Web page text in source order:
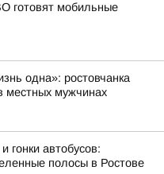
готовят мобильные
одна»: ростовчанка
местных мужчинах
автобусов:
полосы в Ростове